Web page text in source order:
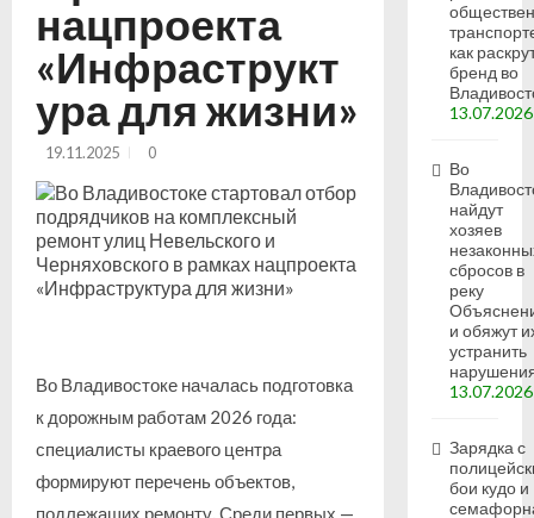
нацпроекта
«Инфраструкт
ура для жизни»
19.11.2025 0
Во Владивостоке началась подготовка
к дорожным работам 2026 года:
специалисты краевого центра
формируют перечень объектов,
подлежащих ремонту. Среди первых —
как
бренд во
13.07.2026
Во
найдут
хозяев
сбросов в
реку
и обяжут
устранить
13.07.2026
Зарядка с
бои кудо и